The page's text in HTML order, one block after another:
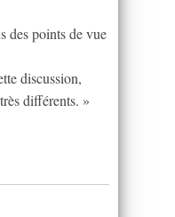
des points de vue
discussion,
différents. »